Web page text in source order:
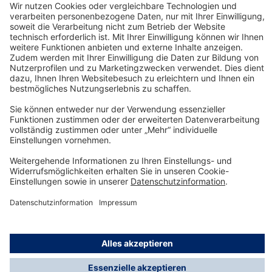
Technology
Service-Hotline
Shop Service
Informationen
© Dräger Safety AG & Co. KGaA, 2025
* Alle Preise exkl. gesetzl. Mehrwertsteuer zzgl.